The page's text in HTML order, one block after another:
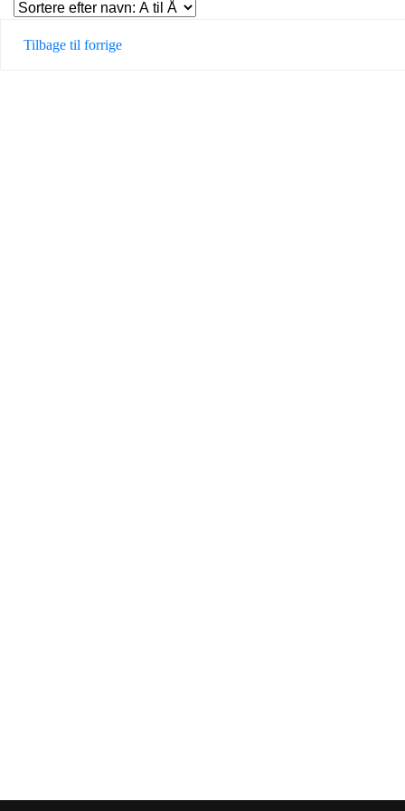
Tilbage til forrige